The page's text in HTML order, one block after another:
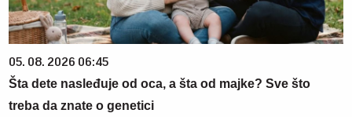
05. 08. 2026 06:45
Šta dete nasleđuje od oca, a šta od majke? Sve što
treba da znate o genetici